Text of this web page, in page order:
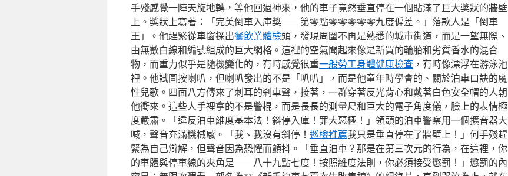
手殘感覺一陣天旋地轉，等他回過神來，他的車子竟然垂直停在一個貼滿了巨大獎狀的牆壁
上。獎狀上寫著：「完美倒車入庫獎——第零點零零零零零九度偏差。」落款人是「倒車
王」。他趕緊從車窗探出餐飲業體檢頭，發現周圍不再是熟悉的城市街道，而是一望無際、
由無數白線和編號組成的巨大網格。這裡的空氣聞起來像是新買的輪胎和劣質香水的混合
物，而重力似乎是隨機變化的，有時感覺很重一般勞工身體健康檢查 ，有時像漂浮在游泳池
裡。他試圖按喇叭，但喇叭發出的不是「叭叭」，而是他童年時學會的、關於泊車口訣的魔
性兒歌。四面八方傳來了刺耳的剎車聲，接著，一群穿著反光背心和戴著白色安全帽的人朝
他衝來。這些人手裡拿的不是警棍，而是長長的測量尺和巨大的電子角度儀，臉上的表情極
度嚴肅。「違反泊車維度基本法！斜停入庫！罪大惡極！」領頭的泊車警察用一個擴音器大
喊，聲音充滿機械感。「我、我沒有斜停！ 巡檢推薦我只是垂直停在了牆壁上！」何手殘趕
緊為自己辯解，但聲音因為恐懼而顫抖。「垂直泊車？那是在第三次元的行為，在這裡，你
的車體與停車線的夾角是——八十九點七度！按照維度法則，你必須接受懲罰！」懲罰的內